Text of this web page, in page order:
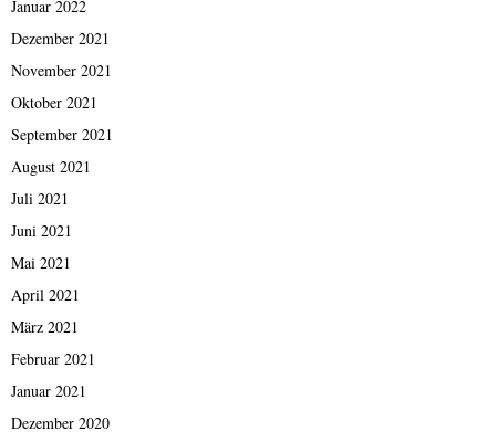
Januar 2022
Dezember 2021
November 2021
Oktober 2021
September 2021
August 2021
Juli 2021
Juni 2021
Mai 2021
April 2021
März 2021
Februar 2021
Januar 2021
Dezember 2020